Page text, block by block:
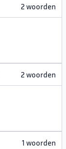
2 woorden
2 woorden
1 woorden